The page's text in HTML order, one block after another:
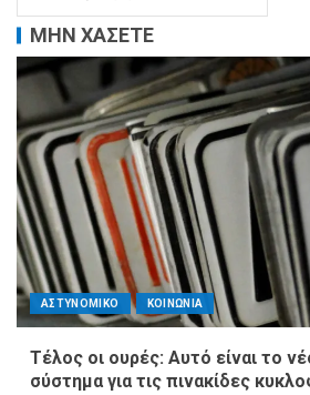
ΜΗΝ ΧΑΣΕΤΕ
ΑΣΤΥΝΟΜΙΚΟ ΚΟΙΝΩΝΙΑ
Τέλος οι ουρές: Αυτό είναι το
σύστημα για τις πινακίδες